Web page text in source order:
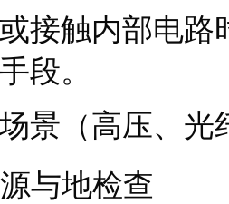
接触内部电
段。
景（高压、
与地检查